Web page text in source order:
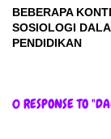
BEBERAPA
SOSIOLOGI
PENDIDIKAN
0 RESPONSE TO